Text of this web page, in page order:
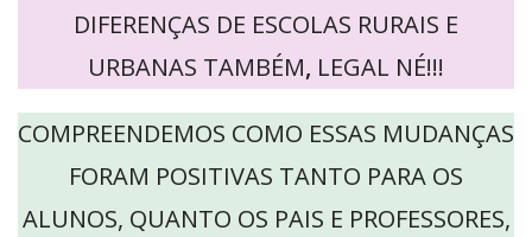
DIFERENÇAS DE ESCOLAS RURAIS E
URBANAS TAMBÉM, LEGAL NÉ!!!
COMPREENDEMOS COMO ESSAS MUDANÇAS
FORAM POSITIVAS TANTO PARA OS
ALUNOS, QUANTO OS PAIS E PROFESSORES,